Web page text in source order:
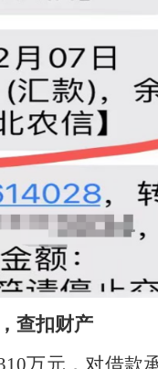
查扣财产
万元，对借款